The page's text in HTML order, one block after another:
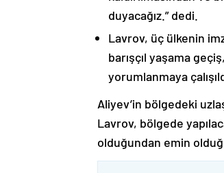
duyacağız.” dedi.
Lavrov, üç ülkenin
barışçıl yaşama
yorumlanmaya
Aliyev’in bölgedeki
Lavrov, bölgede
olduğundan emin